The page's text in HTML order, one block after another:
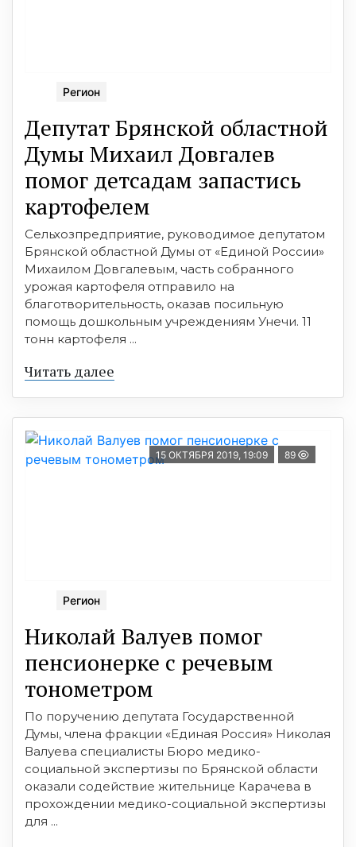
Регион
Депутат Брянской областной
Думы Михаил Довгалев
помог детсадам запастись
картофелем
Сельхозпредприятие, руководимое депутатом
Брянской областной Думы от «Единой России»
Михаилом Довгалевым, часть собранного
урожая картофеля отправило на
благотворительность, оказав посильную
помощь дошкольным учреждениям Унечи. 11
тонн картофеля ...
Читать далее
15 ОКТЯБРЯ 2019, 19:09 89
Регион
Николай Валуев помог
пенсионерке с речевым
тонометром
По поручению депутата Государственной
Думы, члена фракции «Единая Россия» Николая
Валуева специалисты Бюро медико-
социальной экспертизы по Брянской области
оказали содействие жительнице Карачева в
прохождении медико-социальной экспертизы
для ...